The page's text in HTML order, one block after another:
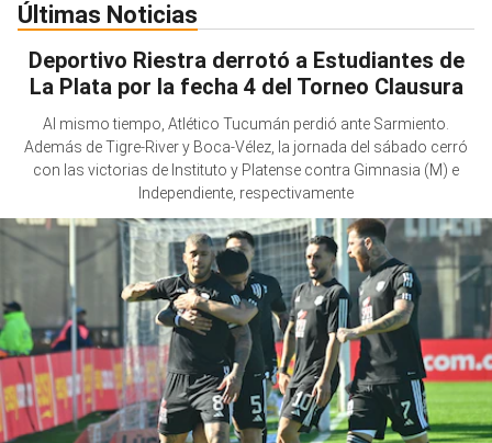
Últimas Noticias
Deportivo Riestra derrotó a Estudiantes de
La Plata por la fecha 4 del Torneo Clausura
Al mismo tiempo, Atlético Tucumán perdió ante Sarmiento.
Además de Tigre-River y Boca-Vélez, la jornada del sábado cerró
con las victorias de Instituto y Platense contra Gimnasia (M) e
Independiente, respectivamente